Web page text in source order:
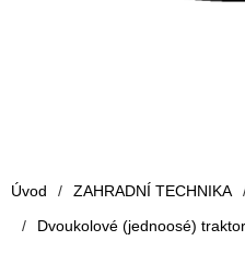
Úvod / ZAHRADNÍ TECHNIKA
/
Dvoukolové (jednoosé)